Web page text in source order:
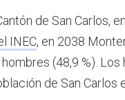
de San Carlos,
INEC, en 2038
(48,9 %). Los
de San Carlos